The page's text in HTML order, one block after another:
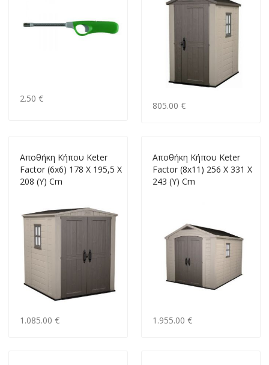
2.50 €
805.00 €
Aποθήκη Kήπου Keter
Factor (6x6) 178 X 195,5 X
208 (Υ) Cm
1.085.00 €
Aποθήκη Κήπου Keter
Factor (8x11) 256 X 331 X
243 (Υ) Cm
1.955.00 €